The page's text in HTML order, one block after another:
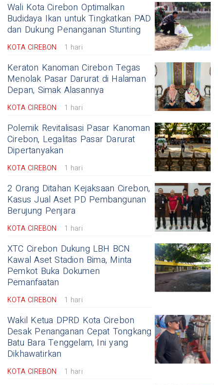
Wali Kota Cirebon Optimalkan
Budidaya Ikan untuk Tingkatkan PAD
dan Dukung Penanganan Stunting
KOTA CIREBON 1 hari
Keraton Kanoman Cirebon Tegas
Menolak Pasar Darurat di Halaman
Depan, Simak Alasannya
KOTA CIREBON 1 hari
Polemik Revitalisasi Pasar Kanoman
Cirebon, Legalitas Pasar Darurat
Dipertanyakan
KOTA CIREBON 1 hari
2 Orang Ditahan Kejaksaan Cirebon,
Kasus Jual Aset PD Pembangunan
Berujung Penjara
KOTA CIREBON 1 hari
XTC Cirebon Dukung LBH BCN
Kawal Aset Stadion Bima, Minta
Pemkot Buka Dokumen
Pemanfaatan
KOTA CIREBON 1 hari
Wakil Ketua DPRD Kota Cirebon
Desak Penanganan Cepat Tongkang
Batu Bara Tenggelam, Ini yang
Dikhawatirkan
KOTA CIREBON 1 hari